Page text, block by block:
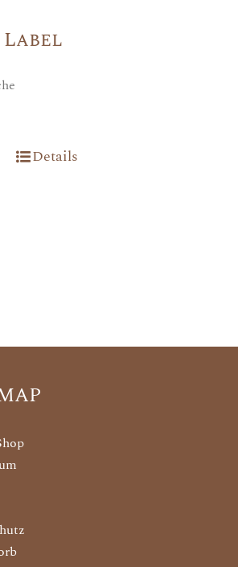
Details